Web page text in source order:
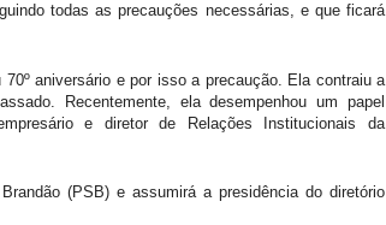
todas as precauções necessárias, e que ficará
aniversário e por isso a precaução. Ela contraiu a
Recentemente, ela desempenhou um papel
e diretor de Relações Institucionais da
(PSB) e assumirá a presidência do diretório